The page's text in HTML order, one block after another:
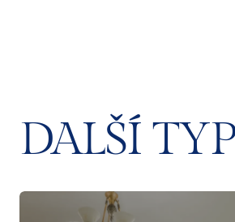
DALŠÍ